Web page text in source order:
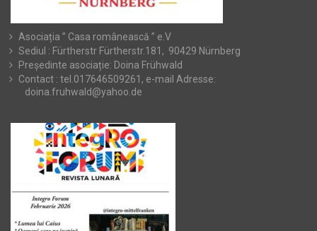
Asociația ” Casa românească ” e.V
Sediul : Fürtherstr Fürtherstr.181, 90429 Nürnberg
Președinte asociație: Doina Frühwald
Contact : tel.017646509261, e-mail Adresse:
doina.fruhwald@yahoo.de